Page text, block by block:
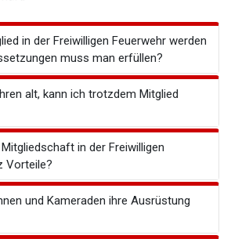
in der Freiwilligen Feuerwehr werden
muss man erfüllen?
alt, kann ich trotzdem Mitglied
in der Freiwilligen
Vorteile?
und Kameraden ihre Ausrüstung